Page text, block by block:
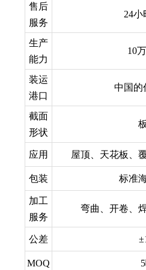
售后
服务
24小
生产
能力
10
装运
港口
中国的
截面
形状
应用 屋顶、天花板、
包装 标准
加工
服务
弯曲、开卷、
公差
MOQ